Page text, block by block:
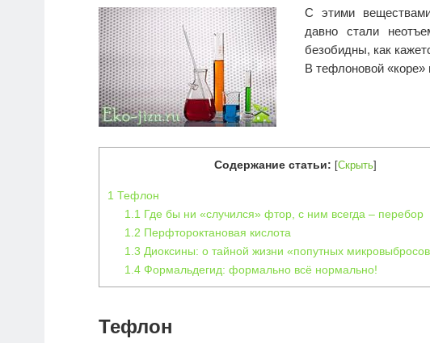
С этими
давно стали
безобидны, как
В тефлоновой «коре»
Содержание статьи: [Скрыть]
1 Тефлон
1.1 Где бы ни «случился» фтор, с ним всегда – перебор
1.2 Перфтороктановая кислота
1.3 Диоксины: о тайной жизни «попутных
1.4 Формальдегид: формально всё нормально!
Тефлон